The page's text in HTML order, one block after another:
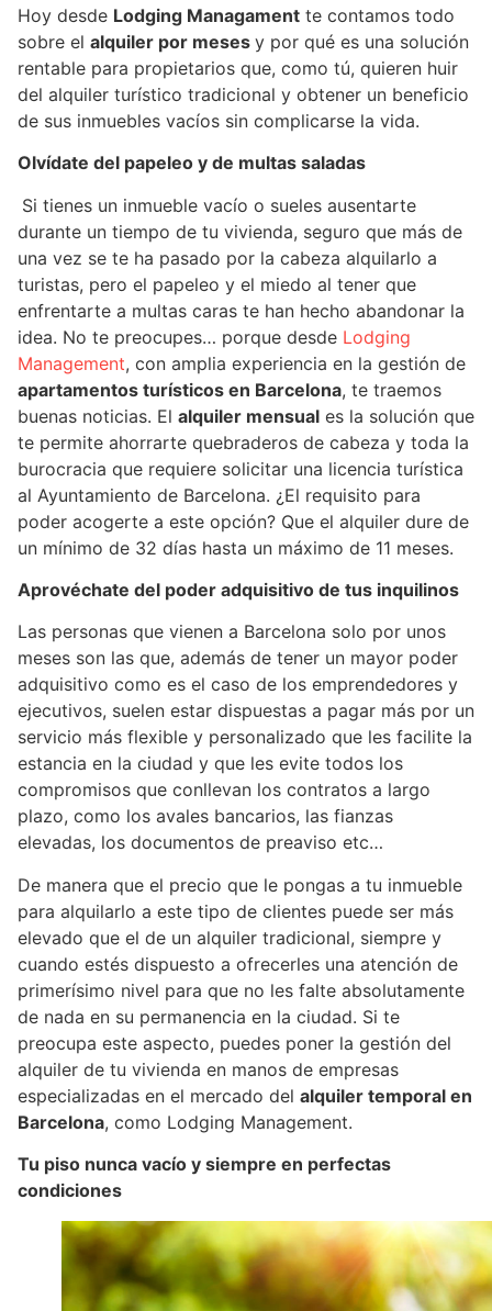
Hoy desde Lodging Managament te contamos todo
sobre el alquiler por meses y por qué es una solución
rentable para propietarios que, como tú, quieren huir
del alquiler turístico tradicional y obtener un beneficio
de sus inmuebles vacíos sin complicarse la vida.
Olvídate del papeleo y de multas saladas
Si tienes un inmueble vacío o sueles ausentarte
durante un tiempo de tu vivienda, seguro que más de
una vez se te ha pasado por la cabeza alquilarlo a
turistas, pero el papeleo y el miedo al tener que
enfrentarte a multas caras te han hecho abandonar la
idea. No te preocupes… porque desde Lodging
Management, con amplia experiencia en la gestión de
apartamentos turísticos en Barcelona, te traemos
buenas noticias. El alquiler mensual es la solución que
te permite ahorrarte quebraderos de cabeza y toda la
burocracia que requiere solicitar una licencia turística
al Ayuntamiento de Barcelona. ¿El requisito para
poder acogerte a este opción? Que el alquiler dure de
un mínimo de 32 días hasta un máximo de 11 meses.
Aprovéchate del poder adquisitivo de tus inquilinos
Las personas que vienen a Barcelona solo por unos
meses son las que, además de tener un mayor poder
adquisitivo como es el caso de los emprendedores y
ejecutivos, suelen estar dispuestas a pagar más por un
servicio más flexible y personalizado que les facilite la
estancia en la ciudad y que les evite todos los
compromisos que conllevan los contratos a largo
plazo, como los avales bancarios, las fianzas
elevadas, los documentos de preaviso etc…
De manera que el precio que le pongas a tu inmueble
para alquilarlo a este tipo de clientes puede ser más
elevado que el de un alquiler tradicional, siempre y
cuando estés dispuesto a ofrecerles una atención de
primerísimo nivel para que no les falte absolutamente
de nada en su permanencia en la ciudad. Si te
preocupa este aspecto, puedes poner la gestión del
alquiler de tu vivienda en manos de empresas
especializadas en el mercado del alquiler temporal en
Barcelona, como Lodging Management.
Tu piso nunca vacío y siempre en perfectas
condiciones